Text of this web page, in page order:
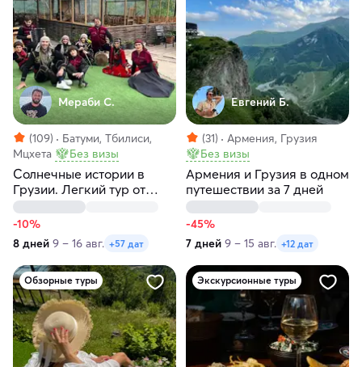
Мераби С.
(109)
Батуми, Тбилиси,
Мцхета
Без визы
Солнечные истории в
Грузии. Легкий тур от
Тбилиси до Батуми
-10%
8 дней 9 – 16 авг. +57 дат
Евгений Б.
(31)
Армения, Грузия
Без визы
Армения и Грузия в одном
путешествии за 7 дней
-45%
7 дней 9 – 15 авг. +12 дат
Обзорные туры Экскурсионные туры